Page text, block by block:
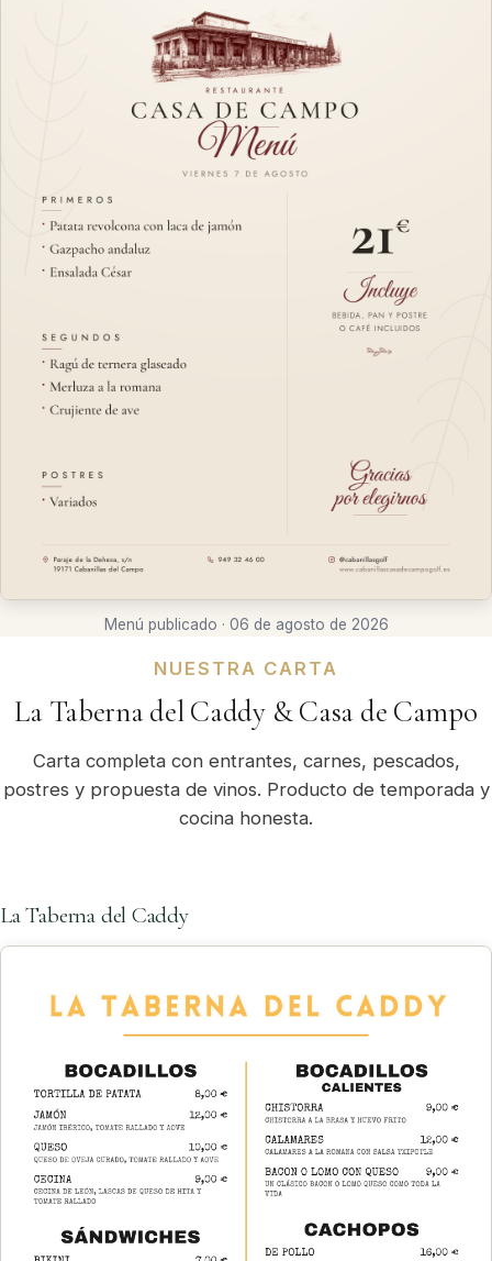
Menú publicado · 06 de agosto de 2026
NUESTRA CARTA
La Taberna del Caddy & Casa de Campo
Carta completa con entrantes, carnes, pescados,
postres y propuesta de vinos. Producto de temporada y
cocina honesta.
La Taberna del Caddy